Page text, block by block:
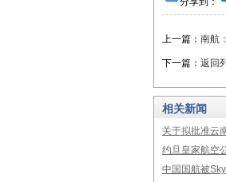
上一篇： 南航
下一篇： 返回
相关新闻
关于拟批准云
约旦皇家航空
中国国航被